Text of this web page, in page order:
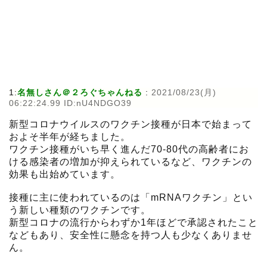
1:名無しさん＠２ろぐちゃんねる : 2021/08/23(月)
06:22:24.99 ID:nU4NDGO39
新型コロナウイルスのワクチン接種が日本で始まって
およそ半年が経ちました。
ワクチン接種がいち早く進んだ70-80代の高齢者にお
ける感染者の増加が抑えられているなど、ワクチンの
効果も出始めています。
接種に主に使われているのは「mRNAワクチン」とい
う新しい種類のワクチンです。
新型コロナの流行からわずか1年ほどで承認されたこと
などもあり、安全性に懸念を持つ人も少なくありませ
ん。